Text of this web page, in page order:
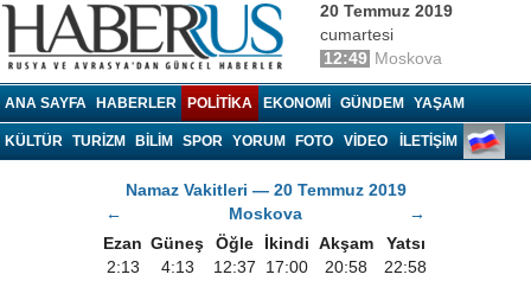
Haberrus.com
20 Temmuz 2019
cumartesi
12:49 Moskova
ANA SAYFA HABERLER POLITIKA EKONOMI GÜNDEM YAŞAM
KÜLTÜR TURIZM BILIM SPOR YORUM FOTO VIDEO İLETİŞİM
Namaz Vakitleri — 20 Temmuz 2019
←
Moskova
→
Ezan Güneş Öğle İkindi Akşam
Yatsı
2:13
4:13 12:37 17:00 20:58 22:58